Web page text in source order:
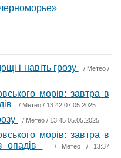
і навіть грозу / Метео/
морів: завтра в
/ Метео / 13:42 07.05.2025
/ Метео / 13:45 05.05.2025
морів: завтра в
опадів
/ Метео / 13:37